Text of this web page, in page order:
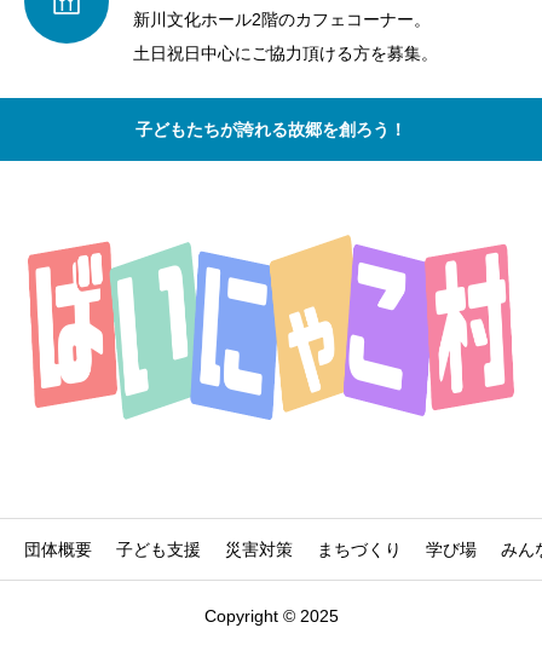
新川文化ホール2階のカフェコーナー。
土日祝日中心にご協力頂ける方を募集。
子どもたちが誇れる故郷を創ろう！
団体概要 子ども支援 災害対策 まちづくり 学び場 みん
Copyright © 2025